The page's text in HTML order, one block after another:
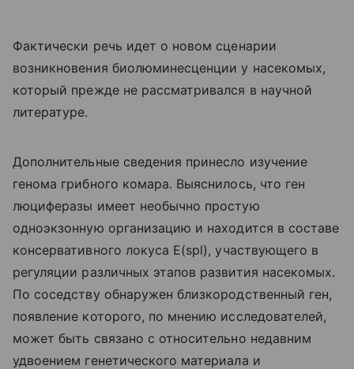
Фактически речь идет о новом сценарии
возникновения биолюминесценции у насекомых,
который прежде не рассматривался в научной
литературе.
Дополнительные сведения принесло изучение
генома грибного комара. Выяснилось, что ген
люциферазы имеет необычно простую
одноэкзонную организацию и находится в составе
консервативного локуса E(spl), участвующего в
регуляции различных этапов развития насекомых.
По соседству обнаружен близкородственный ген,
появление которого, по мнению исследователей,
может быть связано с относительно недавним
удвоением генетического материала и